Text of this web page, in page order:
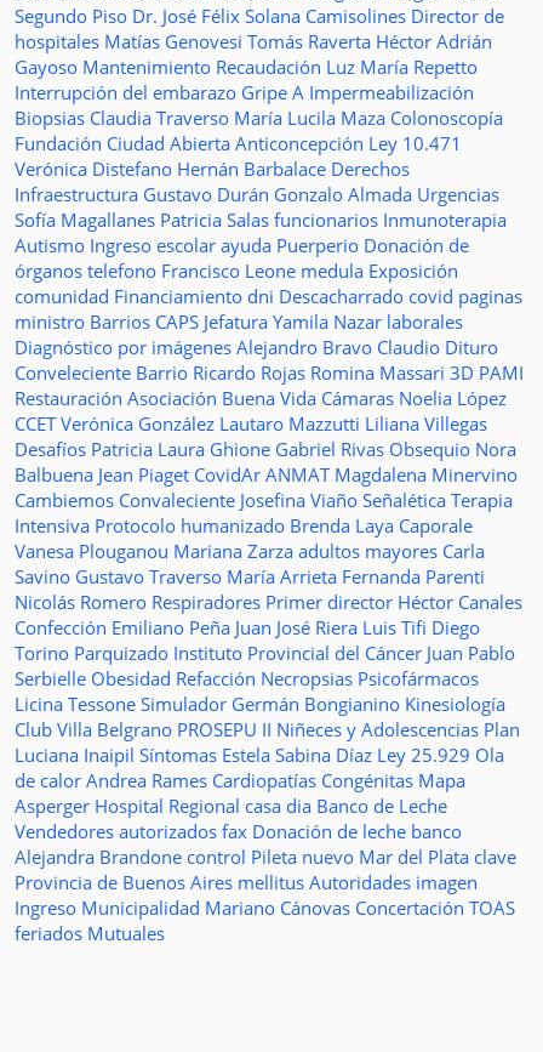
Segundo Piso Dr. José Félix Solana Camisolines Director de
hospitales Matías Genovesi Tomás Raverta Héctor Adrián
Gayoso Mantenimiento Recaudación Luz María Repetto
Interrupción del embarazo Gripe A Impermeabilización
Biopsias Claudia Traverso María Lucila Maza Colonoscopía
Fundación Ciudad Abierta Anticoncepción Ley 10.471
Verónica Distefano Hernán Barbalace Derechos
Infraestructura Gustavo Durán Gonzalo Almada Urgencias
Sofía Magallanes Patricia Salas funcionarios Inmunoterapia
Autismo Ingreso escolar ayuda Puerperio Donación de
órganos telefono Francisco Leone medula Exposición
comunidad Financiamiento dni Descacharrado covid paginas
ministro Barrios CAPS Jefatura Yamila Nazar laborales
Diagnóstico por imágenes Alejandro Bravo Claudio Dituro
Conveleciente Barrio Ricardo Rojas Romina Massari 3D PAMI
Restauración Asociación Buena Vida Cámaras Noelia López
CCETVerónica González Lautaro Mazzutti Liliana Villegas
Desafíos Patricia Laura Ghione Gabriel Rivas Obsequio Nora
Balbuena Jean Piaget CovidAr ANMAT Magdalena Minervino
Cambiemos Convaleciente Josefina Viaño Señalética Terapia
Intensiva Protocolo humanizado Brenda Laya Caporale
Vanesa Plouganou Mariana Zarza adultos mayores Carla
Savino Gustavo Traverso María Arrieta Fernanda Parenti
Nicolás Romero Respiradores Primer director Héctor Canales
Confección Emiliano Peña Juan José Riera Luis Tifi Diego
Torino Parquizado Instituto Provincial del Cáncer Juan Pablo
Serbielle Obesidad Refacción Necropsias Psicofármacos
Licina Tessone Simulador Germán Bongianino Kinesiología
Club Villa Belgrano PROSEPU II Niñeces y Adolescencias Plan
Luciana Inaipil Síntomas Estela Sabina Díaz Ley 25.929 Ola
de calor Andrea Rames Cardiopatías Congénitas Mapa
Asperger Hospital Regional casa dia Banco de Leche
Vendedores autorizados fax Donación de leche banco
Alejandra Brandone control Pileta nuevo Mar del Plata clave
Provincia de Buenos Aires mellitus Autoridades imagen
Ingreso Municipalidad Mariano Cánovas Concertación TOAS
feriados Mutuales